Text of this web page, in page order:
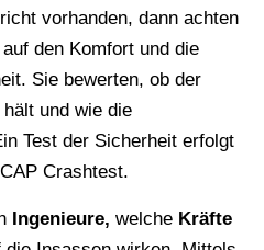
vorhanden, dann achten
den Komfort und die
Sie bewerten, ob der
und wie die
Test der Sicherheit erfolgt
Crashtest.
Ingenieure, welche Kräfte